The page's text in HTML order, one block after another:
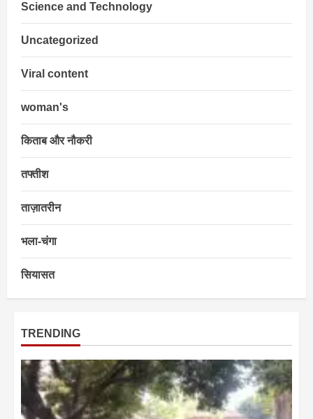
Science and Technology
Uncategorized
Viral content
woman's
किताब और नौकरी
तफ्तीश
ताज़ातरीन
भला-चंगा
सियासत
TRENDING